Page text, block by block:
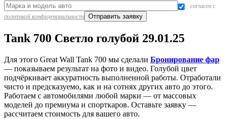
согласен с
политикой конфиденциальности
Tank 700 Светло голубой 29.01.25
Для этого Great Wall Tank 700 мы сделали Бронирование фар
— показываем результат на фото и видео. Голубой цвет
подчёркивает аккуратность выполненной работы. Отработали
чисто и предсказуемо, как и на сотнях других авто до этого.
Работаем с автомобилями любой марки — от массовых
моделей до премиума и спорткаров. Оставьте заявку —
рассчитаем стоимость для вашего авто.